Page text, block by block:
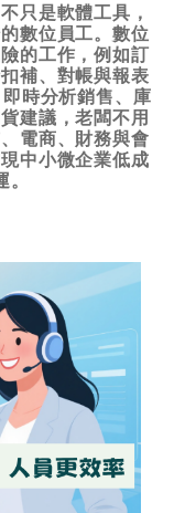
只是軟體工具，
數位員工。數位
的工作，例如訂
補、對帳與報表
時分析銷售、庫
建議，老闆不用
電商、財務與會
中小微企業低成